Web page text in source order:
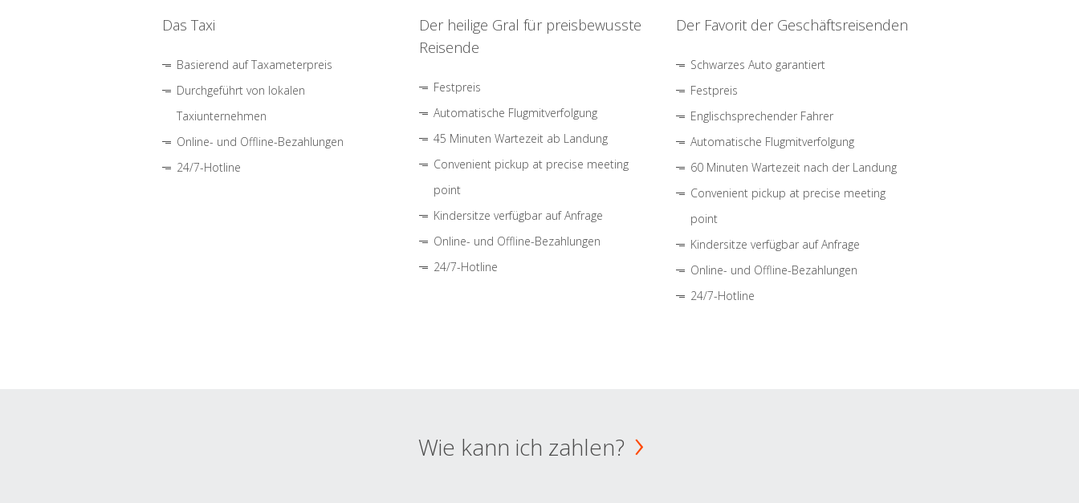
Das Taxi
Basierend auf Taxameterpreis
Durchgeführt von lokalen
Taxiunternehmen
Online- und Offline-Bezahlungen
24/7-Hotline
Der heilige Gral für preisbewusste
Reisende
Festpreis
Automatische Flugmitverfolgung
45 Minuten Wartezeit ab Landung
Convenient pickup at precise meeting
point
Kindersitze verfügbar auf Anfrage
Online- und Offline-Bezahlungen
24/7-Hotline
Der Favorit der Geschäftsreisenden
Schwarzes Auto garantiert
Festpreis
Englischsprechender Fahrer
Automatische Flugmitverfolgung
60 Minuten Wartezeit nach der Landung
Convenient pickup at precise meeting
point
Kindersitze verfügbar auf Anfrage
Online- und Offline-Bezahlungen
24/7-Hotline
Wie kann ich zahlen?